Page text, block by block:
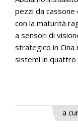
pezzi da
con la maturità
a sensori di
strategico in Cina
sistemi in quattro
a